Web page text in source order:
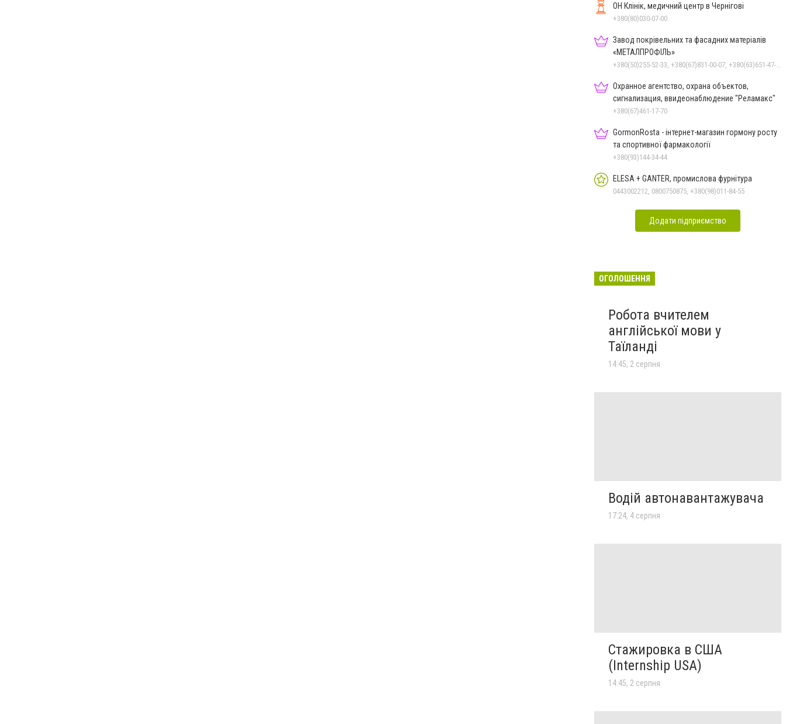
ОН Клінік, медичний центр в Чернігові
+380(80)030-07-00
Завод покрівельних та фасадних матеріалів
«МЕТАЛПРОФІЛЬ»
Охранное агентство, охрана объектов,
сигнализация, ввидеонаблюдение "Реламакс"
+380(67)461-17-70
GormonRosta - інтернет-магазин гормону росту
та спортивної фармакології
+380(93)144-34-44
ELESA + GANTER, промислова фурнітура
0443002212, 0800750875, +380(98)011-84-55
Додати підприємство
ОГОЛОШЕННЯ
Робота вчителем
англійської мови у
Таїланді
14:45, 2 серпня
Водій автонавантажувача
17:24, 4 серпня
Стажировка в США
(Internship USA)
14:45, 2 серпня